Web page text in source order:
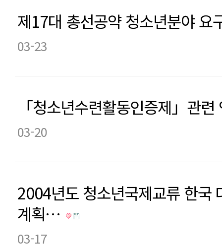
제17대 총선공약 청소년분야 요
03-23
「청소년수련활동인증제」관
03-20
2004년도 청소년국제교류 한국
계획…
03-17